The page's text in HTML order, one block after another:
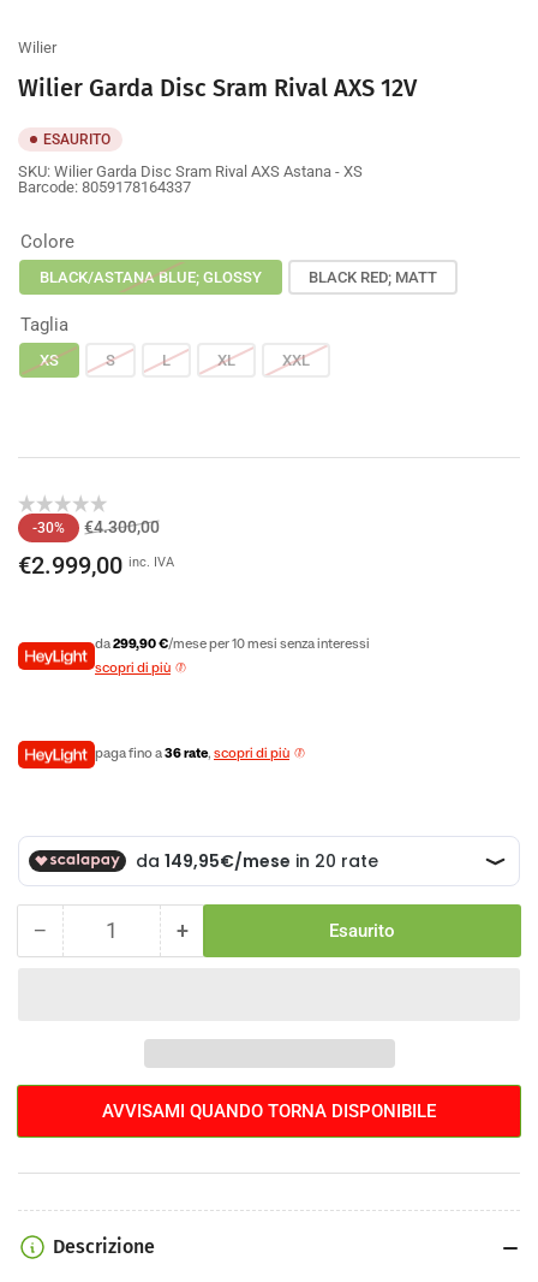
Wilier
Wilier Garda Disc Sram Rival AXS 12V
ESAURITO
SKU: Wilier Garda Disc Sram Rival AXS Astana - XS
Barcode: 8059178164337
Colore
BLACK/ASTANA BLUE; GLOSSY BLACK RED; MATT
Taglia
XS S L XL XXL
Prezzo
di
-30% €4.300,00Prezzo
scontato
€2.999,00 inc. IVA
da299,90 €/mese per 10 mesi senza interessi
scopri di più
paga fino a36 rate, scopri di più
− Diminuisci
Disc
Rival
AXS
Quantità +Aumenta
Wilier
Garda
Disc
Sram
Rival
AXS
Esaurito
AVVISAMI QUANDO TORNA DISPONIBILE
Descrizione